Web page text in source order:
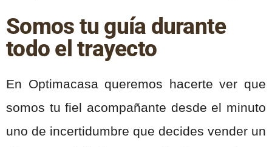
Somos tu guía durante
todo el trayecto
En Optimacasa queremos hacerte ver que
somos tu fiel acompañante desde el minuto
uno de incertidumbre que decides vender un